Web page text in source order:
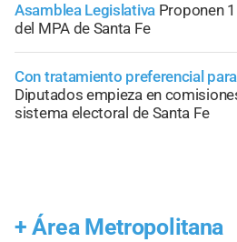
Asamblea Legislativa Proponen
del MPA de Santa Fe
Con tratamiento preferencial
Diputados empieza en
sistema electoral de Santa Fe
+ Área Metropolitana